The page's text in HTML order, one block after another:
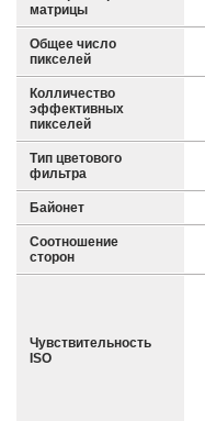
матрицы
Общее число
пикселей
Колличество
эффективных
пикселей
Тип цветового
фильтра
Байонет
Соотношение
сторон
Чувствительность
ISO